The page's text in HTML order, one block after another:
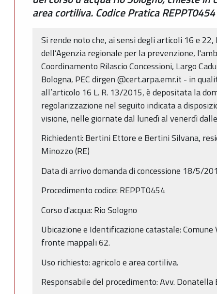
area cortiliva. Codice Pratica REPPT0454
Si rende noto che, ai sensi degli articoli 16 e
dell’Agenzia regionale per la prevenzione,
Coordinamento Rilascio Concessioni, Largo
Bologna, PEC dirgen @cert.arpa.emr.it - in
all’articolo 16 L. R. 13/2015, è depositata la
regolarizzazione nel seguito indicata a
visione, nelle giornate dal lunedì al venerdì
Richiedenti: Bertini Ettore e Bertini Silvana,
Minozzo (RE)
Data di arrivo domanda di concessione 18/5/
Procedimento codice: REPPT0454
Corso d'acqua: Rio Sologno
Ubicazione e Identificazione catastale:
fronte mappali 62.
Uso richiesto: agricolo e area cortiliva.
Responsabile del procedimento: Avv. Donatella